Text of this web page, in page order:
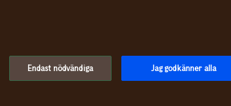
Endast nödvändiga Jag godkänner alla